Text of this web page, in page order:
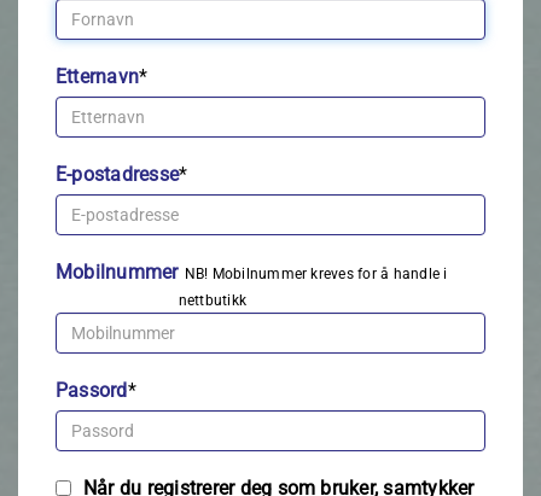
Etternavn*
E-postadresse*
Mobilnummer NB! Mobilnummer kreves for å handle i
nettbutikk
Passord*
Når du registrerer deg som bruker, samtykker